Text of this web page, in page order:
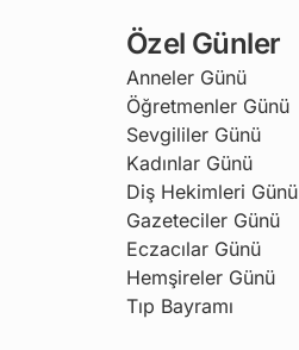
Özel Günler
Anneler Günü
Öğretmenler Günü
Sevgililer Günü
Kadınlar Günü
Diş Hekimleri Günü
Gazeteciler Günü
Eczacılar Günü
Hemşireler Günü
Tıp Bayramı